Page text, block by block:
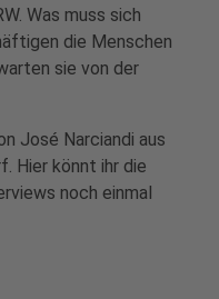
Was muss sich
die Menschen
sie von der
José Narciandi aus
Hier könnt ihr die
noch einmal